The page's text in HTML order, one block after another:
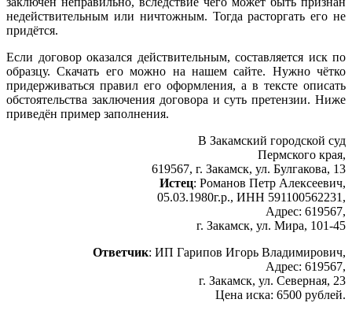
недействительным или ничтожным. Тогда расторгать его не
придётся.
Если договор оказался действительным, составляется иск по
образцу. Скачать его можно на нашем сайте. Нужно чётко
придерживаться правил его оформления, а в тексте описать
обстоятельства заключения договора и суть претензии. Ниже
приведён пример заполнения.
В Закамский городской суд
Пермского края,
619567, г. Закамск, ул. Булгакова, 13
Истец: Романов Петр Алексеевич,
05.03.1980г.р., ИНН 591100562231,
Адрес: 619567,
г. Закамск, ул. Мира, 101-45
Ответчик: ИП Гарипов Игорь Владимирович,
Адрес: 619567,
г. Закамск, ул. Северная, 23
Цена иска: 6500 рублей.